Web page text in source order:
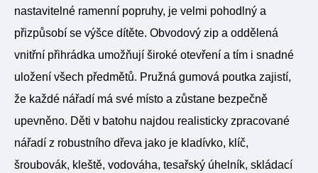
nastavitelné ramenní popruhy, je velmi pohodlný a
přizpůsobí se výšce dítěte. Obvodový zip a oddělená
vnitřní přihrádka umožňují široké otevření a tím i snadné
uložení všech předmětů. Pružná gumová poutka zajistí,
že každé nářadí má své místo a zůstane bezpečně
upevněno. Děti v batohu najdou realisticky zpracované
nářadí z robustního dřeva jako je kladívko, klíč,
šroubovák, kleště, vodováha, tesařský úhelník, skládací